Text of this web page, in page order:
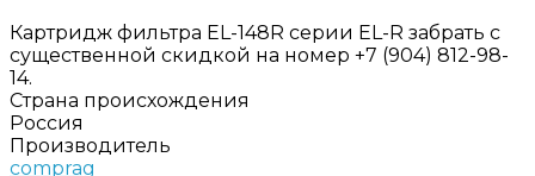
Картридж фильтра EL-148R серии EL-R забрать с
существенной скидкой на номер +7 (904) 812-98-
14.
Страна происхождения
Россия
Производитель
comprag